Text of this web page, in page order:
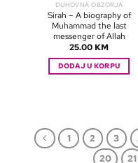
DUHOVNA OBZORJA
Sirah – A biography of
Muhammad the last
messenger of Allah
25.00 KM
DODAJ U KORPU
1 2 3
20
21